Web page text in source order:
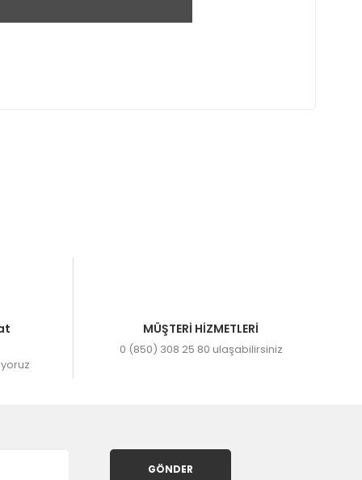
MÜŞTERİ HİZMETLERİ
0 (850) 308 25 80 ulaşabilirsiniz
GÖNDER